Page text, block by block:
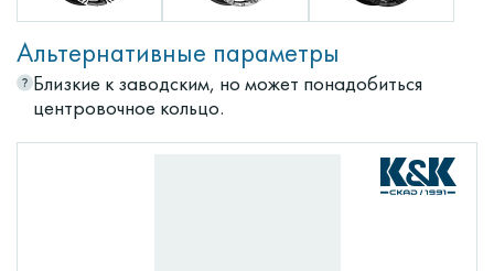
Альтернативные параметры
Близкие к заводским, но может понадобиться
центровочное кольцо.